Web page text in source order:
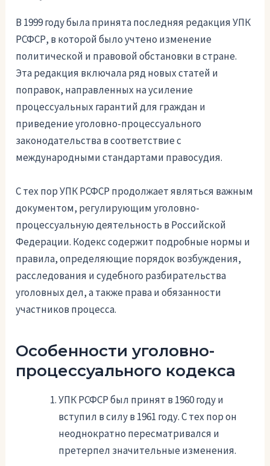
В 1999 году была принята последняя редакция УПК
РСФСР, в которой было учтено изменение
политической и правовой обстановки в стране.
Эта редакция включала ряд новых статей и
поправок, направленных на усиление
процессуальных гарантий для граждан и
приведение уголовно-процессуального
законодательства в соответствие с
международными стандартами правосудия.
С тех пор УПК РСФСР продолжает являться важным
документом, регулирующим уголовно-
процессуальную деятельность в Российской
Федерации. Кодекс содержит подробные нормы и
правила, определяющие порядок возбуждения,
расследования и судебного разбирательства
уголовных дел, а также права и обязанности
участников процесса.
Особенности уголовно-
процессуального кодекса
УПК РСФСР был принят в 1960 году и
вступил в силу в 1961 году. С тех пор он
неоднократно пересматривался и
претерпел значительные изменения.